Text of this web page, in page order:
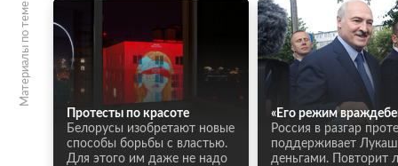
Материалы по теме
Протесты по красоте
Белорусы изобретают новые
способы борьбы с властью.
Для этого им даже не надо
«Его режим
Россия в разгар
поддерживает
деньгами. Повторит